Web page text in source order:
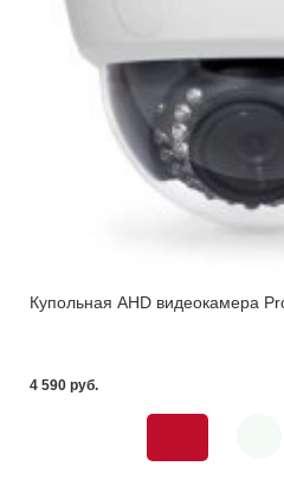
Купольная AHD видеокамера
4 590 pуб.